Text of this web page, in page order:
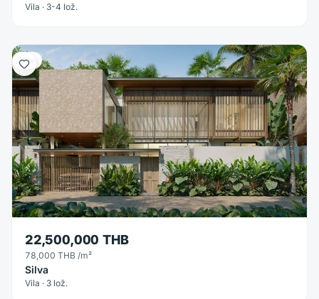
Vila · 3-4 lož.
Vila
22,500,000 THB
78,000 THB /m²
Silva
Vila · 3 lož.